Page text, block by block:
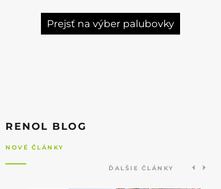
Prejsť na výber palubovky
RENOL BLOG
NOVÉ ČLÁNKY
ĎALŠIE ČLÁNKY